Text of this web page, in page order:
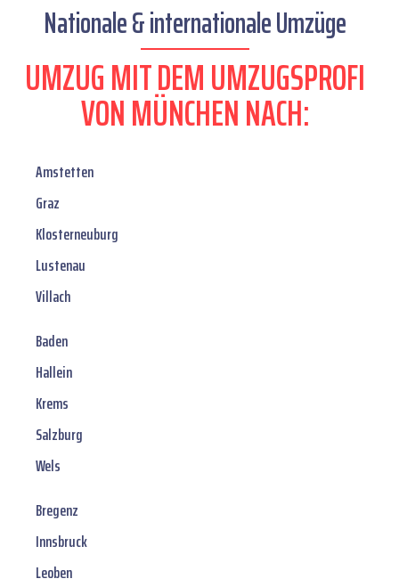
Nationale & internationale Umzüge
UMZUG MIT DEM UMZUGSPROFI
VON MÜNCHEN NACH:
Amstetten
Graz
Klosterneuburg
Lustenau
Villach
Baden
Hallein
Krems
Salzburg
Wels
Bregenz
Innsbruck
Leoben